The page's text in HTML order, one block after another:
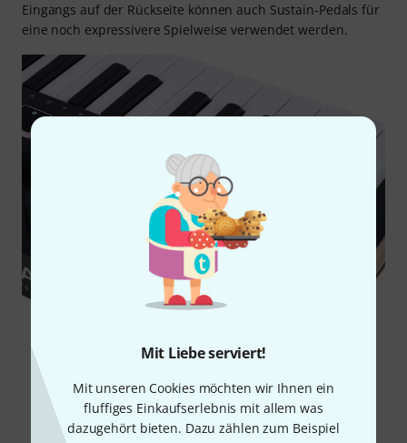
Mit Liebe serviert!
Mit unseren Cookies möchten wir Ihnen ein
fluffiges Einkaufserlebnis mit allem was
dazugehört bieten. Dazu zählen zum Beispiel
Eingangs auf der Rückseite können auch Sustain-Pedals für
eine noch expressivere Spielweise verwendet werden.